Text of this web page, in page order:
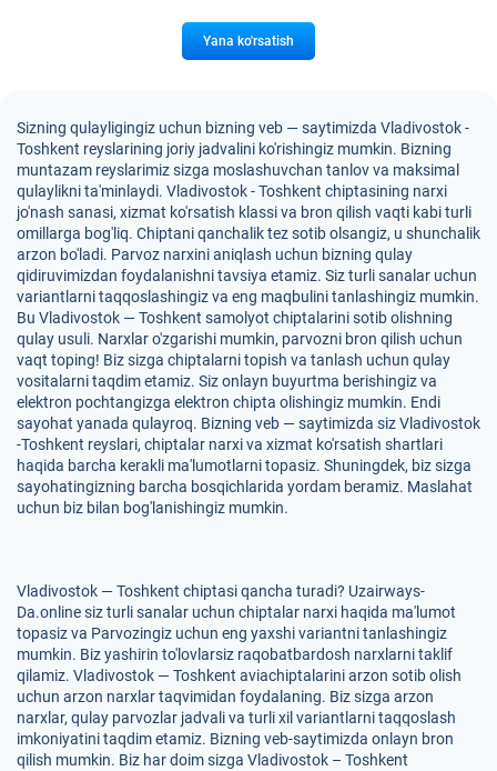
Yana ko'rsatish
Sizning qulayligingiz uchun bizning veb — saytimizda Vladivostok -
Toshkent reyslarining joriy jadvalini ko'rishingiz mumkin. Bizning
muntazam reyslarimiz sizga moslashuvchan tanlov va maksimal
qulaylikni ta'minlaydi. Vladivostok - Toshkent chiptasining narxi
jo'nash sanasi, xizmat ko'rsatish klassi va bron qilish vaqti kabi turli
omillarga bog'liq. Chiptani qanchalik tez sotib olsangiz, u shunchalik
arzon bo'ladi. Parvoz narxini aniqlash uchun bizning qulay
qidiruvimizdan foydalanishni tavsiya etamiz. Siz turli sanalar uchun
variantlarni taqqoslashingiz va eng maqbulini tanlashingiz mumkin.
Bu Vladivostok — Toshkent samolyot chiptalarini sotib olishning
qulay usuli. Narxlar o'zgarishi mumkin, parvozni bron qilish uchun
vaqt toping! Biz sizga chiptalarni topish va tanlash uchun qulay
vositalarni taqdim etamiz. Siz onlayn buyurtma berishingiz va
elektron pochtangizga elektron chipta olishingiz mumkin. Endi
sayohat yanada qulayroq. Bizning veb — saytimizda siz Vladivostok
-Toshkent reyslari, chiptalar narxi va xizmat ko'rsatish shartlari
haqida barcha kerakli ma'lumotlarni topasiz. Shuningdek, biz sizga
sayohatingizning barcha bosqichlarida yordam beramiz. Maslahat
uchun biz bilan bog'lanishingiz mumkin.
Vladivostok — Toshkent chiptasi qancha turadi? Uzairways-
Da.online siz turli sanalar uchun chiptalar narxi haqida ma'lumot
topasiz va Parvozingiz uchun eng yaxshi variantni tanlashingiz
mumkin. Biz yashirin to'lovlarsiz raqobatbardosh narxlarni taklif
qilamiz. Vladivostok — Toshkent aviachiptalarini arzon sotib olish
uchun arzon narxlar taqvimidan foydalaning. Biz sizga arzon
narxlar, qulay parvozlar jadvali va turli xil variantlarni taqqoslash
imkoniyatini taqdim etamiz. Bizning veb-saytimizda onlayn bron
qilish mumkin. Biz har doim sizga Vladivostok – Toshkent